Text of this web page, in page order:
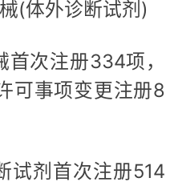
(体外诊断试剂)
次注册334项，
可事项变更注册8
试剂首次注册514